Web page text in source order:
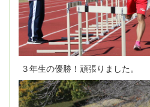
３年生の優勝！頑張りました。